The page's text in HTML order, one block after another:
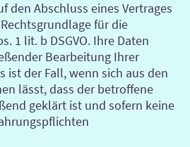
den Abschluss eines Vertrages
für die
1 lit. b DSGVO. Ihre Daten
Bearbeitung Ihrer
ist der Fall, wenn sich aus den
lässt, dass der betroffene
geklärt ist und sofern keine